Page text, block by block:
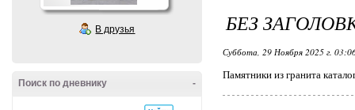
В друзья
-
Поиск по дневнику
БЕЗ
Суббота, 29 Ноября 2025 г.
Памятники из гранита